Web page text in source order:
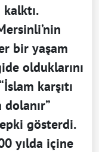
bir yaşam
olduklarını
karşıtı
gösterdi.
yılda içine